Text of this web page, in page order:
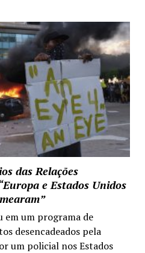
das Relações
e Estados Unidos
em um programa de
desencadeados pela
um policial nos Estados